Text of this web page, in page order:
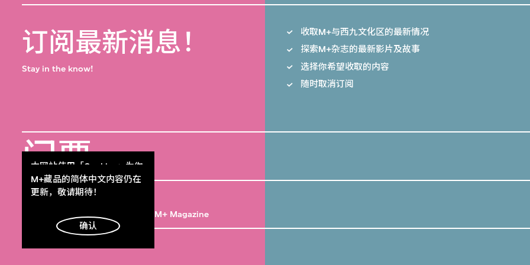
本网站使用「Cookies」为你
提供最好的网站体验。
了解更多
明白
M+藏品的简体中文内容仍在
更新，敬请期待！
确认
订阅最新消息！
Stay in the know!
收取M+与西九文化区的最新情况
探索M+杂志的最新影片及故事
选择你希望收取的内容
随时取消订阅
门票 Get Tickets
M+杂志 M+ Magazine